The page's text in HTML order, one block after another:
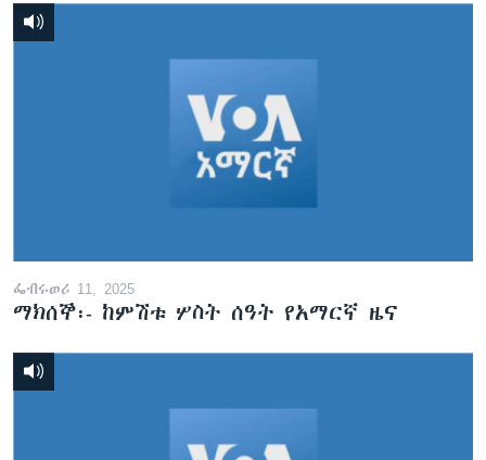
ፌብሩወሪ 11, 2025
ማክሰኞ፡- ከምሽቱ ሦስት ሰዓት የአማርኛ ዜና